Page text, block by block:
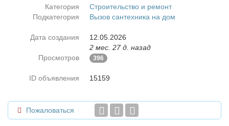
Категория
Строительство и ремонт
Подкатегория
Вызов сантехника на дом
Дата создания
12.05.2026
2 мес. 27 д. назад
Просмотров
396
ID объявления 15159
Пожаловаться